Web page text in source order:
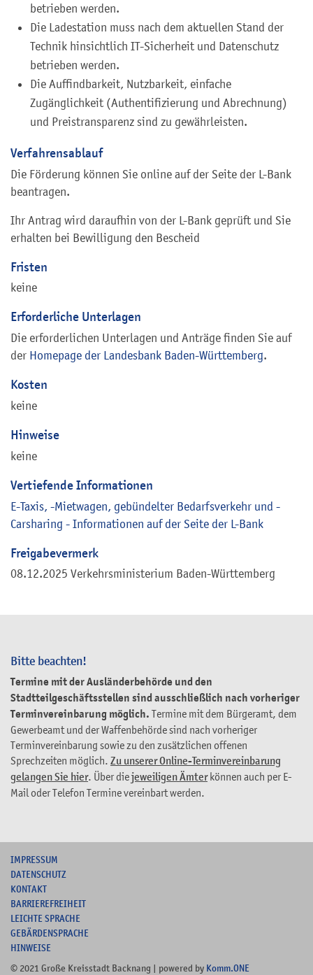
Bitte beachten!
Termine mit der Ausländerbehörde und den
Stadtteilgeschäftsstellen sind ausschließlich nach vorheriger
Terminvereinbarung möglich. Termine mit dem Bürgeramt, dem
Gewerbeamt und der Waffenbehörde sind nach vorheriger
Terminvereinbarung sowie zu den zusätzlichen offenen
Sprechzeiten möglich. Zu unserer Online-Terminvereinbarung
gelangen Sie hier. Über diejeweiligen Ämterkönnen auch per E-
Mail oder Telefon Termine vereinbart werden.
betrieben werden.
Die Ladestation muss nach dem aktuellen Stand der
Technik hinsichtlich IT-Sicherheit und Datenschutz
betrieben werden.
Die Auffindbarkeit, Nutzbarkeit, einfache
Zugänglichkeit (Authentifizierung und Abrechnung)
und Preistransparenz sind zu gewährleisten.
Verfahrensablauf
Die Förderung können Sie online auf der Seite der L-Bank
beantragen.
Ihr Antrag wird daraufhin von der L-Bank geprüft und Sie
erhalten bei Bewilligung den Bescheid
Fristen
keine
Erforderliche Unterlagen
Die erforderlichen Unterlagen und Anträge finden Sie auf
der Homepage der Landesbank Baden-Württemberg.
Kosten
keine
Hinweise
keine
Vertiefende Informationen
E-Taxis, -Mietwagen, gebündelter Bedarfsverkehr und -
Carsharing - Informationen auf der Seite der L-Bank
Freigabevermerk
08.12.2025 Verkehrsministerium Baden-Württemberg
IMPRESSUM
DATENSCHUTZ
KONTAKT
BARRIEREFREIHEIT
LEICHTE SPRACHE
GEBÄRDENSPRACHE
HINWEISE
© 2021 Große Kreisstadt Backnang | powered by Komm.ONE